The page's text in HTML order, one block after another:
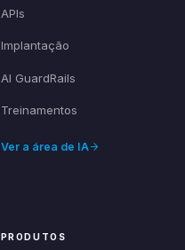
APIs
Implantação
AI GuardRails
Treinamentos
Ver a área de IA
PRODUTOS